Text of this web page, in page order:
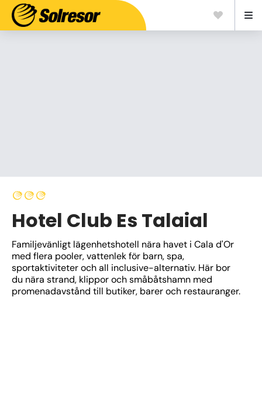
Hotel Club Es Talaial
Familjevänligt lägenhetshotell nära havet i Cala d'Or
med flera pooler, vattenlek för barn, spa,
sportaktiviteter och all inclusive-alternativ. Här bor
du nära strand, klippor och småbåtshamn med
promenadavstånd till butiker, barer och restauranger.